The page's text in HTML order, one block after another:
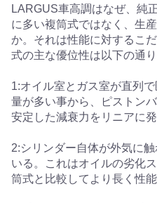
LARGUS車高調はなぜ、純
に多い複筒式ではなく、生
か。それは性能に対するこ
式の主な優位性は以下の通り
1:オイル室とガス室が直列
量が多い事から、ピストン
安定した減衰力をリニアに発
2:シリンダー自体が外気に
いる。これはオイルの劣化
筒式と比較してより長く性